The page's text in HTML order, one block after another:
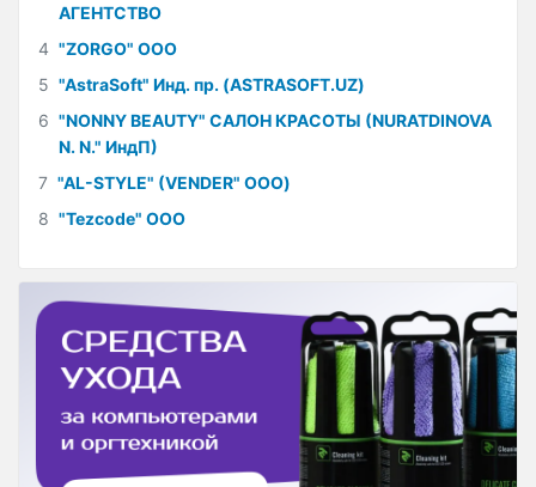
АГЕНТСТВО
4 "ZORGO" ООО
5 "AstraSoft" Инд. пр. (ASTRASOFT.UZ)
6 "NONNY BEAUTY" САЛОН КРАСОТЫ (NURATDINOVA
N. N." ИндП)
7 "AL-STYLE" (VENDER" ООО)
8 "Tezcode" ООО